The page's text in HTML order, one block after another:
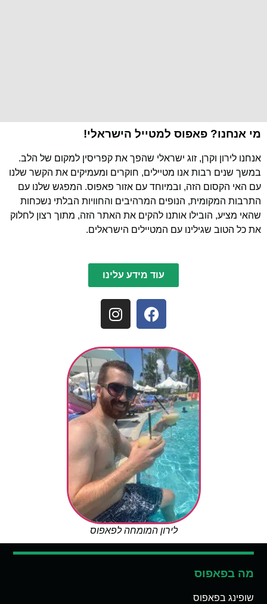
מי אנחנו? פאפוס למטייל הישראלי!
אנחנו לירון וקרן, זוג ישראלי שהפך את קפריסין למקום של הלב.
במשך שנים רבות אנו מטיילים, חוקרים ומעמיקים את הקשר שלנו
עם האי הקסום הזה, ובמיוחד עם אזור פאפוס. המפגש שלנו עם
התרבות המקומית, הנופים המרהיבים והחוויות הבלתי נשכחות
שהאי מציע, הובילו אותנו להקים את האתר הזה, מתוך רצון לחלוק
את כל הטוב שגילינו עם המטיילים הישראלים.
עוד מידע עלינו
לירון המומחה לפאפוס
מה בפאפוס
שופינג בפאפוס